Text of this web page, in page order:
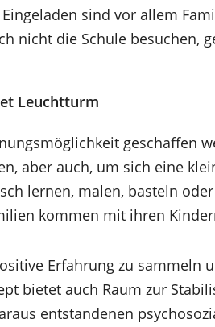
sind vor allem
nicht die Schule besuchen,
Leuchtturm
geschaffen
aber auch, um sich eine
lernen, malen, basteln
kommen mit ihren
Erfahrung zu sammeln
bietet auch Raum zur
entstandenen